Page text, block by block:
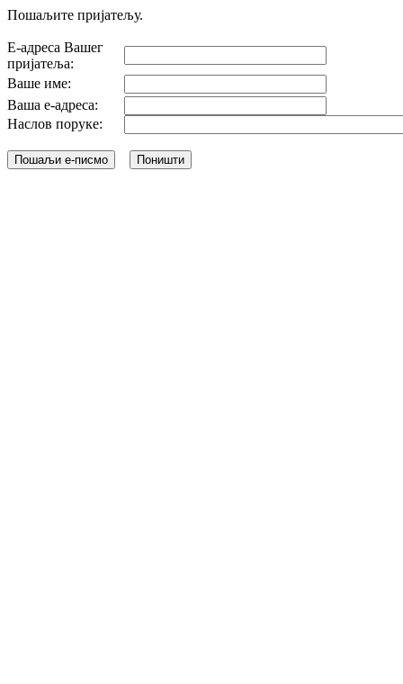
Пошаљите пријатељу.
Е-адреса Вашег
пријатеља:
Ваше име:
Ваша е-адреса:
Наслов поруке: